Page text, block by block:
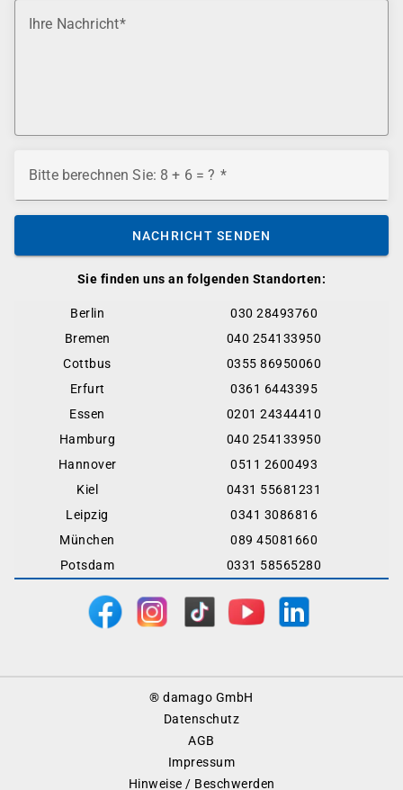
Sie finden uns an folgenden Standorten:
Berlin
030 28493760
Bremen
040 254133950
Cottbus
0355 86950060
Erfurt
0361 6443395
Essen
0201 24344410
Hamburg
040 254133950
Hannover
0511 2600493
Kiel
0431 55681231
Leipzig
0341 3086816
München
089 45081660
Potsdam
0331 58565280
Ihre Nachricht
Bitte berechnen Sie: 8 + 6 = ?
NACHRICHT SENDEN
® damago GmbH
Datenschutz
AGB
Impressum
Hinweise / Beschwerden